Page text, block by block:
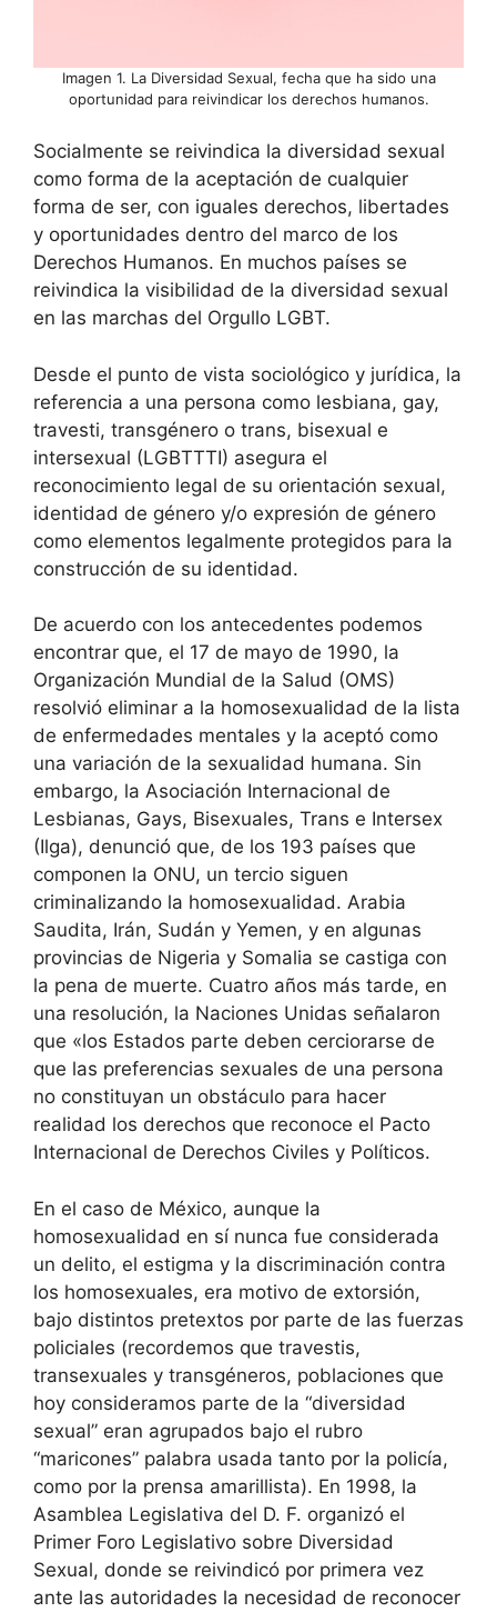
Imagen 1. La Diversidad Sexual, fecha que ha sido una
oportunidad para reivindicar los derechos humanos.
Socialmente se reivindica la diversidad sexual
como forma de la aceptación de cualquier
forma de ser, con iguales derechos, libertades
y oportunidades dentro del marco de los
Derechos Humanos. En muchos países se
reivindica la visibilidad de la diversidad sexual
en las marchas del Orgullo LGBT.
Desde el punto de vista sociológico y jurídica, la
referencia a una persona como lesbiana, gay,
travesti, transgénero o trans, bisexual e
intersexual (LGBTTTI) asegura el
reconocimiento legal de su orientación sexual,
identidad de género y/o expresión de género
como elementos legalmente protegidos para la
construcción de su identidad.
De acuerdo con los antecedentes podemos
encontrar que, el 17 de mayo de 1990, la
Organización Mundial de la Salud (OMS)
resolvió eliminar a la homosexualidad de la lista
de enfermedades mentales y la aceptó como
una variación de la sexualidad humana. Sin
embargo, la Asociación Internacional de
Lesbianas, Gays, Bisexuales, Trans e Intersex
(Ilga), denunció que, de los 193 países que
componen la ONU, un tercio siguen
criminalizando la homosexualidad. Arabia
Saudita, Irán, Sudán y Yemen, y en algunas
provincias de Nigeria y Somalia se castiga con
la pena de muerte. Cuatro años más tarde, en
una resolución, la Naciones Unidas señalaron
que «los Estados parte deben cerciorarse de
que las preferencias sexuales de una persona
no constituyan un obstáculo para hacer
realidad los derechos que reconoce el Pacto
Internacional de Derechos Civiles y Políticos.
En el caso de México, aunque la
homosexualidad en sí nunca fue considerada
un delito, el estigma y la discriminación contra
los homosexuales, era motivo de extorsión,
bajo distintos pretextos por parte de las fuerzas
policiales (recordemos que travestis,
transexuales y transgéneros, poblaciones que
hoy consideramos parte de la “diversidad
sexual” eran agrupados bajo el rubro
“maricones” palabra usada tanto por la policía,
como por la prensa amarillista). En 1998, la
Asamblea Legislativa del D. F. organizó el
Primer Foro Legislativo sobre Diversidad
Sexual, donde se reivindicó por primera vez
ante las autoridades la necesidad de reconocer